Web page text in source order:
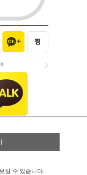
실 수 있습니다.